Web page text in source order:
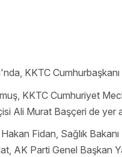
KKTC Cumhurbaşkanı
KKTC Cumhuriyet
Ali Murat Başçeri de yer
Fidan, Sağlık
AK Parti Genel Başkan